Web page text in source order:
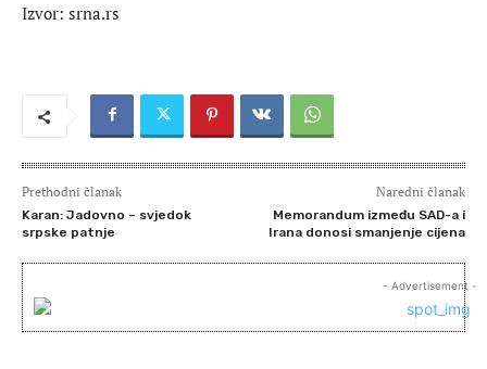
Izvor: srna.rs
Prethodni članak
Karan: Jadovno – svjedok
srpske patnje
Naredni članak
Memorandum između SAD-a i
Irana donosi smanjenje cijena
- Advertisement -